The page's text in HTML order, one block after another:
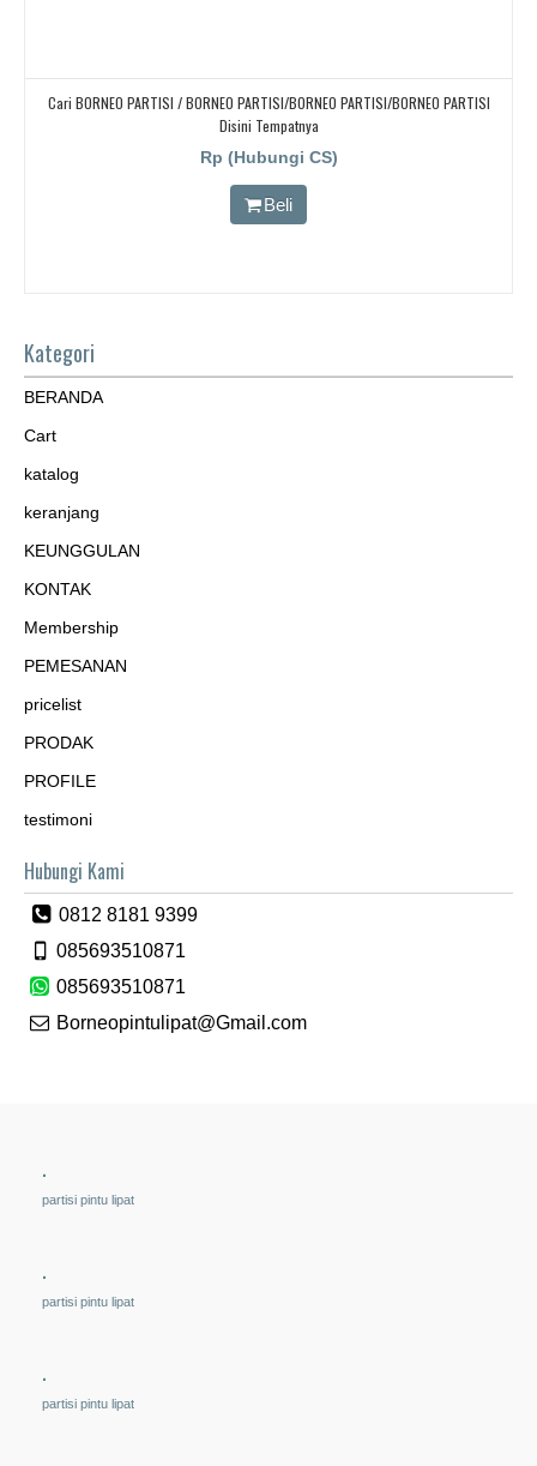
Cari BORNEO PARTISI / BORNEO PARTISI/BORNEO PARTISI/BORNEO PARTISI
Disini Tempatnya
Rp (Hubungi CS)
Beli
Kategori
BERANDA
Cart
katalog
keranjang
KEUNGGULAN
KONTAK
Membership
PEMESANAN
pricelist
PRODAK
PROFILE
testimoni
Hubungi Kami
0812 8181 9399
085693510871
085693510871
Borneopintulipat@Gmail.com
.
partisi pintu lipat
.
partisi pintu lipat
.
partisi pintu lipat